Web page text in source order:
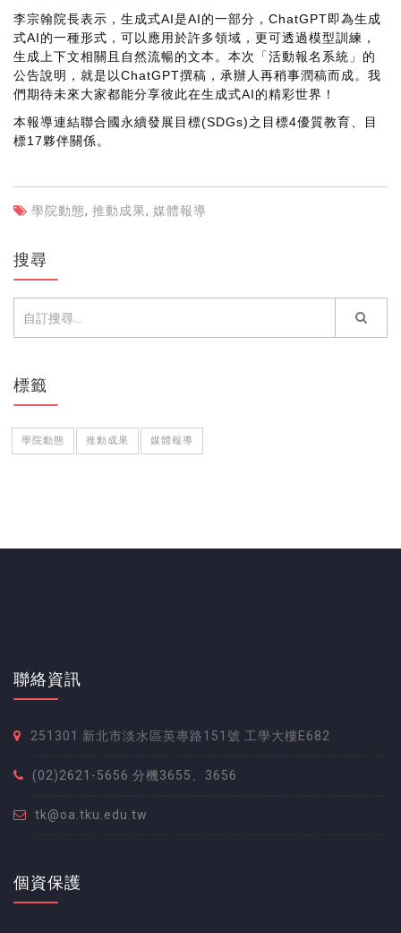
李宗翰院長表示，生成式AI是AI的一部分，ChatGPT即為生成
式AI的一種形式，可以應用於許多領域，更可透過模型訓練，
生成上下文相關且自然流暢的文本。本次「活動報名系統」的
公告說明，就是以ChatGPT撰稿，承辦人再稍事潤稿而成。我
們期待未來大家都能分享彼此在生成式AI的精彩世界！
本報導連結聯合國永續發展目標(SDGs)之目標4優質教育、目
標17夥伴關係。
學院動態, 推動成果, 媒體報導
搜尋
標籤
學院動態 推動成果 媒體報導
聯絡資訊
251301 新北市淡水區英專路151號 工學大樓E682
(02)2621-5656 分機3655、3656
tk@oa.tku.edu.tw
個資保護